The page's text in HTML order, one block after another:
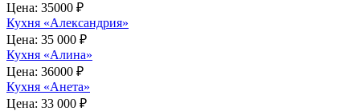
Цена: 35000 ₽
Кухня «Александрия»
Цена: 35 000 ₽
Кухня «Алина»
Цена: 36000 ₽
Кухня «Анета»
Цена: 33 000 ₽